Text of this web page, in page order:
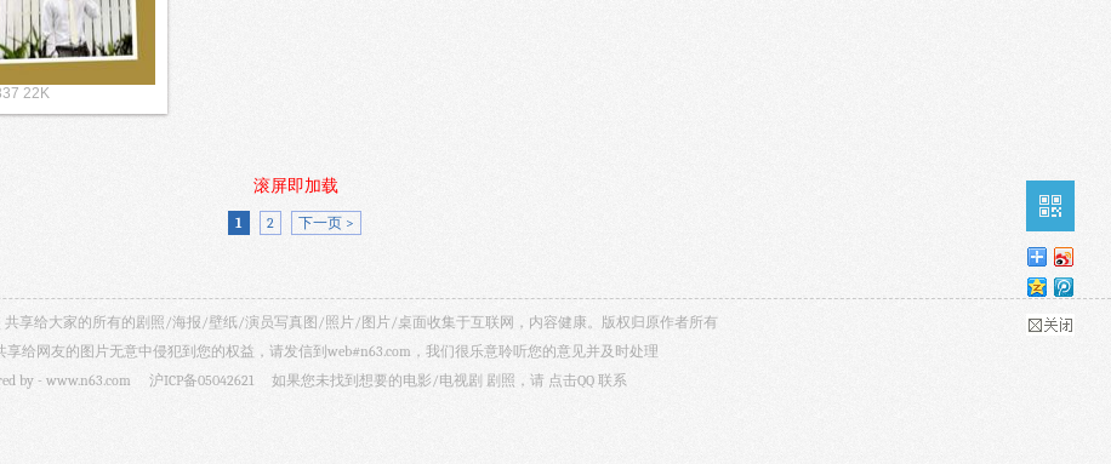
22K
滚屏即加载
1 2 下一页 >
共享给大家的所有的剧照/海报/壁纸/演员写真图/照片/图片/桌面收集于互联网，内容健康。版权归原作者所有
享给网友的图片无意中侵犯到您的权益，请发信到web#n63.com，我们很乐意聆听您的意见并及时处理
by - www.n63.com 沪ICP备05042621 如果您未找到想要的电影/电视剧 剧照，请 点击QQ 联系